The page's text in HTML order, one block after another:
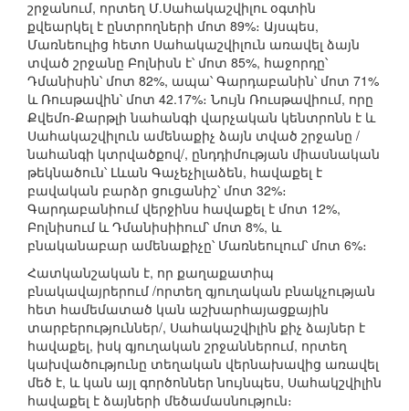
շրջանում, որտեղ Մ.Սահակաշվիլու օգտին
քվեարկել է ընտրողների մոտ 89%։ Այսպես,
Մառնեուլից հետո Սահակաշվիլուն առավել ձայն
տված շրջանը Բոլնիսն է՝ մոտ 85%, հաջորդը՝
Դմանիսին՝ մոտ 82%, ապա՝ Գարդաբանին՝ մոտ 71%
և Ռուսթավին՝ մոտ 42.17%։ Նույն Ռուսթավիում, որը
Քվեմո-Քարթլի նահանգի վարչական կենտրոնն է և
Սահակաշվիլուն ամենաքիչ ձայն տված շրջանը /
նահանգի կտրվածքով/, ընդդիմության միասնական
թեկնածուն՝ Լևան Գաչեչիլաձեն, հավաքել է
բավական բարձր ցուցանիշ՝ մոտ 32%։
Գարդաբանիում վերջինս հավաքել է մոտ 12%,
Բոլնիսում և Դմանիսիիում՝ մոտ 8%, և
բնականաբար ամենաքիչը՝ Մառնեուլում՝ մոտ 6%։
Հատկանշական է, որ քաղաքատիպ
բնակավայրերում /որտեղ գյուղական բնակչության
հետ համեմատած կան աշխարհայացքային
տարբերություններ/, Սահակաշվիլին քիչ ձայներ է
հավաքել, իսկ գյուղական շրջաններում, որտեղ
կախվածությունը տեղական վերնախավից առավել
մեծ է, և կան այլ գործոններ նույնպես, Սահակշվիլին
հավաքել է ձայների մեծամասնություն։